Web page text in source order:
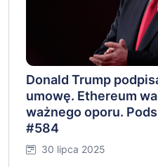
Donald Trump
umowę. Ethereum
ważnego oporu.
#584
30 lipca 2025